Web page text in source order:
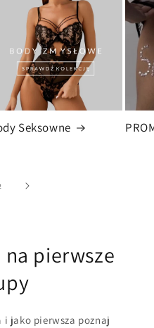
Seksowne
pierwsze
i jako pierwsza poznaj